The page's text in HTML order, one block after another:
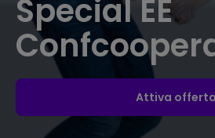
Special EE
Attiva offerta